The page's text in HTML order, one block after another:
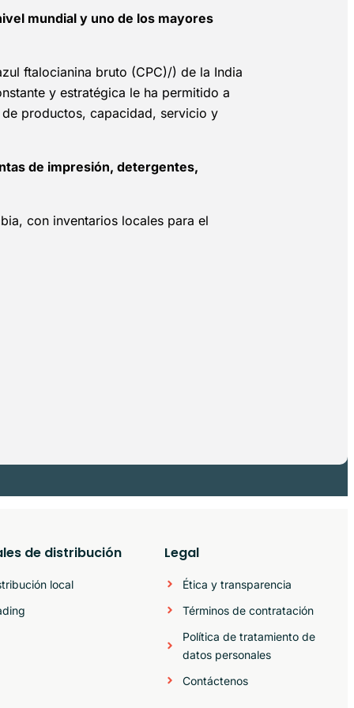
mundial y uno de los mayores
ftalocianina bruto (CPC)/) de la India
y estratégica le ha permitido a
productos, capacidad, servicio y
de impresión, detergentes,
con inventarios locales para el
de distribución
local
Legal
Ética y transparencia
Términos de contratación
Política de tratamiento de
datos personales
Contáctenos